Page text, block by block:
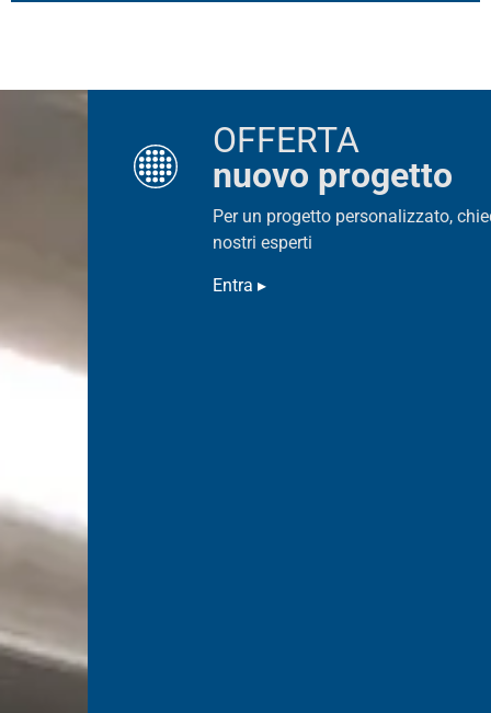
OFFERTA
nuovo progetto
Per un progetto personalizzato,
nostri esperti
Entra ▸